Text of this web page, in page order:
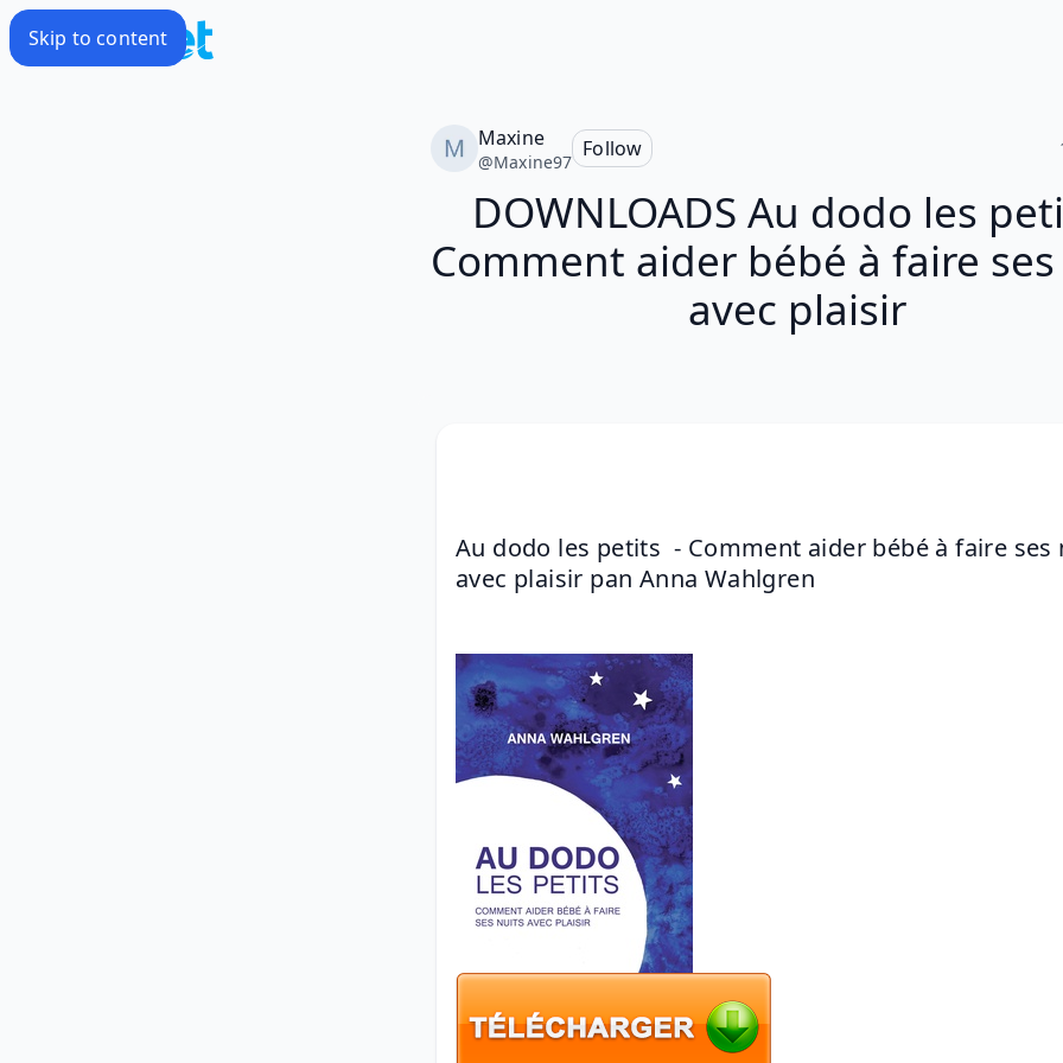
Skip to content
Maxine
@Maxine97
Follow
DOWNLOADS Au dodo les
Comment aider bébé à faire
avec plaisir
Au dodo les petits  - Comment aider bébé à faire ses
avec plaisir pan Anna Wahlgren